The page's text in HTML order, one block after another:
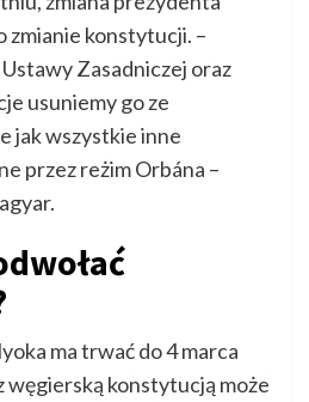
zmianie konstytucji. –
Zasadniczej oraz
usuniemy go ze
jak wszystkie inne
przez reżim Orbána –
ma trwać do 4 marca
węgierską konstytucją może